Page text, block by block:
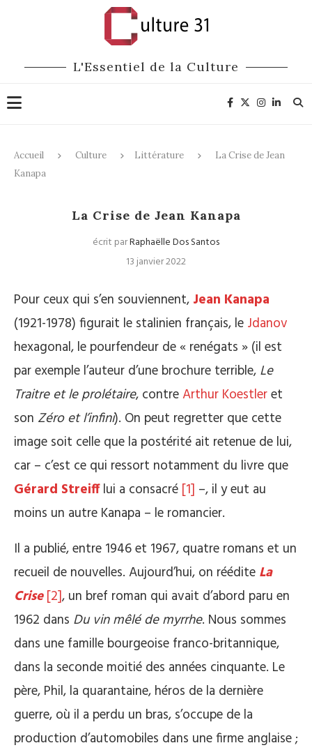
L'Essentiel de la Culture
Accueil Culture Littérature
La Crise de Jean
Kanapa
La Crise de Jean Kanapa
écrit parRaphaëlle Dos Santos
13 janvier 2022
Pour ceux qui s’en souviennent, Jean Kanapa
(1921-1978) figurait le stalinien français, le Jdanov
hexagonal, le pourfendeur de « renégats » (il est
par exemple l’auteur d’une brochure terrible, Le
Traitre et le prolétaire, contreArthur Koestleret
son Zéro et l’infini). On peut regretter que cette
image soit celle que la postérité ait retenue de lui,
car – c’est ce qui ressort notamment du livre que
Gérard Streifflui a consacré [1] –, il y eut au
moins un autre Kanapa – le romancier.
Il a publié, entre 1946 et 1967, quatre romans et un
recueil de nouvelles. Aujourd’hui, on réédite La
Crise [2], un bref roman qui avait d’abord paru en
1962 dans Du vin mêlé de myrrhe. Nous sommes
dans une famille bourgeoise franco-britannique,
dans la seconde moitié des années cinquante. Le
père, Phil, la quarantaine, héros de la dernière
guerre, où il a perdu un bras, s’occupe de la
production d’automobiles dans une firme anglaise ;